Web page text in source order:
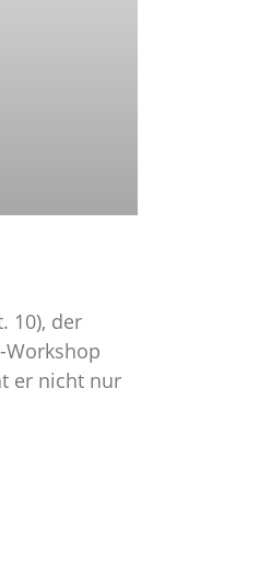
10), der
Workshop
er nicht nur